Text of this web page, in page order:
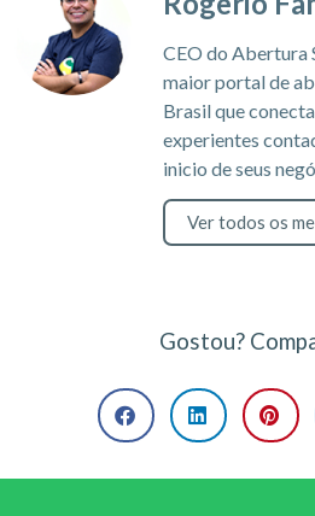
CEO do Abertura
maior portal de
Brasil que
experientes
inicio de seus
Ver todos os
Gostou?